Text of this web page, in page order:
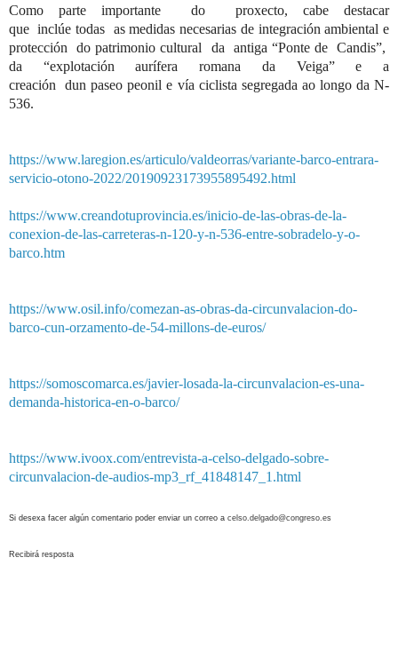
Como parte importante do proxecto, cabe destacar
queinclúe todas as medidas necesarias de integración ambiental e
protección do patrimonio cultural da antiga “Ponte deCandis”,
da “explotaciónaurífera romana da Veiga” e a
creacióndun paseopeonil e vía ciclista segregada ao longo da N-
536.
https://www.laregion.es/articulo/valdeorras/variante-barco-entrara-
servicio-otono-2022/20190923173955895492.html
https://www.creandotuprovincia.es/inicio-de-las-obras-de-la-
conexion-de-las-carreteras-n-120-y-n-536-entre-sobradelo-y-o-
barco.htm
https://www.osil.info/comezan-as-obras-da-circunvalacion-do-
barco-cun-orzamento-de-54-millons-de-euros/
https://somoscomarca.es/javier-losada-la-circunvalacion-es-una-
demanda-historica-en-o-barco/
https://www.ivoox.com/entrevista-a-celso-delgado-sobre-
circunvalacion-de-audios-mp3_rf_41848147_1.html
Si desexa facer algún comentario poder enviar un correo a celso.delgado@congreso.es
Recibirá resposta